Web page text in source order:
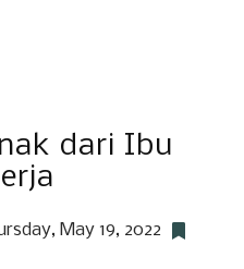
dari Ibu
May 19, 2022